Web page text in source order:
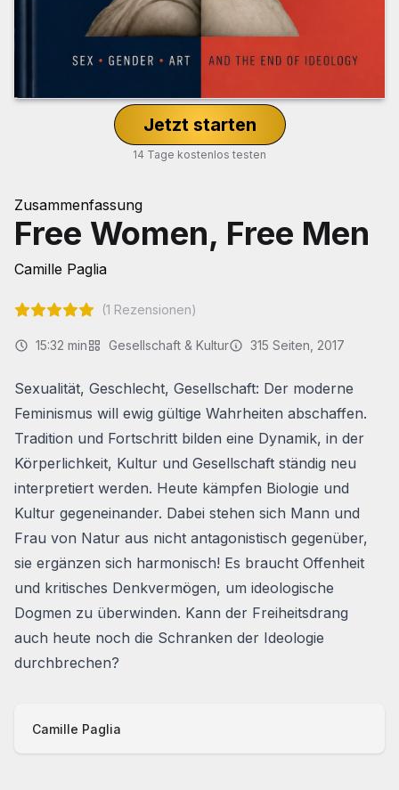
Zusammenfassung
Free Women, Free Men
Camille Paglia
(1 Rezensionen)
15:32 min Gesellschaft & Kultur 315 Seiten , 2017
Sexualität, Geschlecht, Gesellschaft: Der moderne
Feminismus will ewig gültige Wahrheiten abschaffen.
Tradition und Fortschritt bilden eine Dynamik, in der
Körperlichkeit, Kultur und Gesellschaft ständig neu
interpretiert werden. Heute kämpfen Biologie und
Kultur gegeneinander. Dabei stehen sich Mann und
Frau von Natur aus nicht antagonistisch gegenüber,
sie ergänzen sich harmonisch! Es braucht Offenheit
und kritisches Denkvermögen, um ideologische
Dogmen zu überwinden. Kann der Freiheitsdrang
auch heute noch die Schranken der Ideologie
durchbrechen?
Camille Paglia
Jetzt starten
14 Tage kostenlos testen